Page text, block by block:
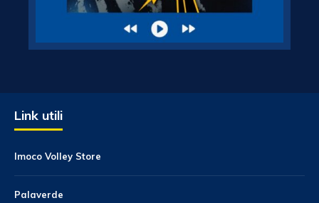
Link utili
Imoco Volley Store
Palaverde